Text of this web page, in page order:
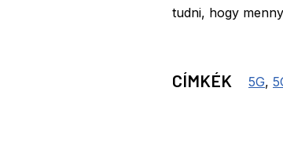
tudni, hogy
CÍMKÉK 5G,